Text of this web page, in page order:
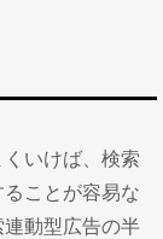
いけば、検索
ことが容易な
動型広告の半